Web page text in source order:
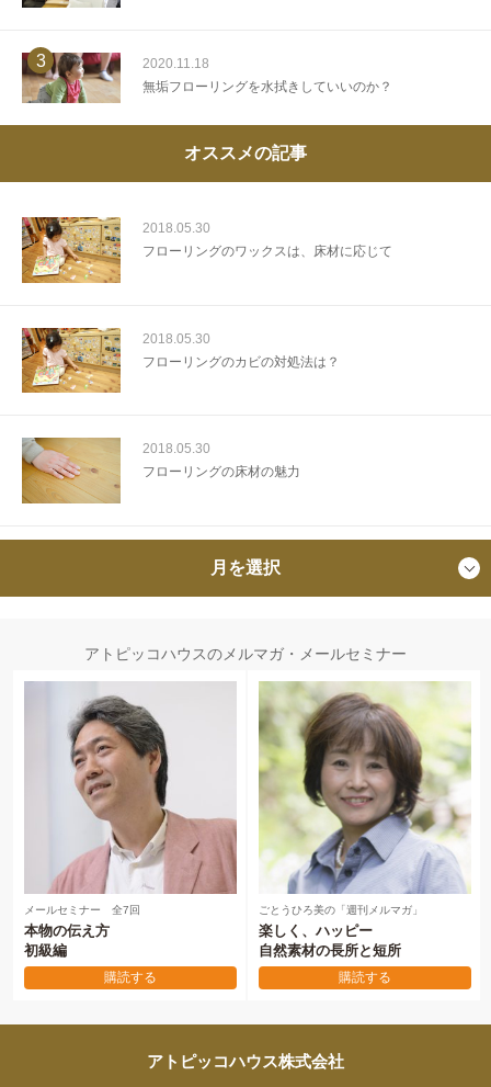
3
2020.11.18
無垢フローリングを水拭きしていいのか？
オススメの記事
2018.05.30
フローリングのワックスは、床材に応じて
2018.05.30
フローリングのカビの対処法は？
2018.05.30
フローリングの床材の魅力
月を選択
アトピッコハウスのメルマガ・メールセミナー
メールセミナー 全7回
本物の伝え方
初級編
購読する
ごとうひろ美の「週刊メルマガ」
楽しく、ハッピー
自然素材の長所と短所
購読する
アトピッコハウス株式会社